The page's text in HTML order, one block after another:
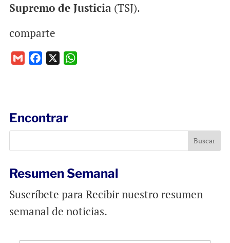
Supremo de Justicia(TSJ).
comparte
o
k
p
Encontrar
Resumen Semanal
Suscríbete para Recibir nuestro resumen
semanal de noticias.